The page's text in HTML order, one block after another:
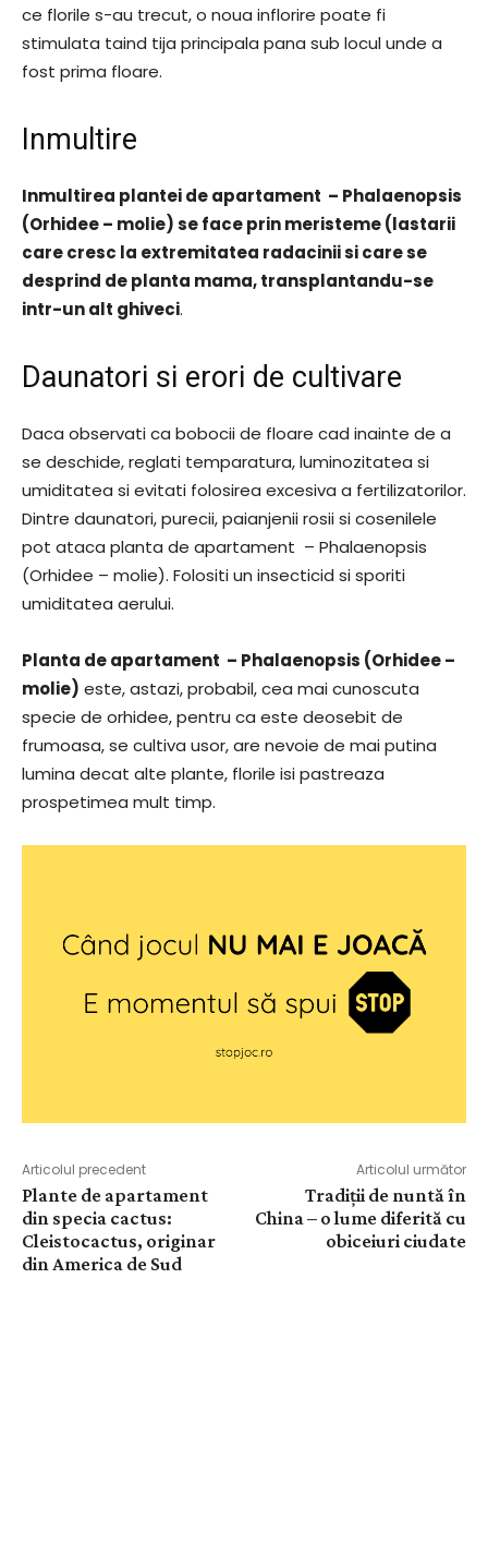
ce florile s-au trecut, o noua inflorire poate fi
stimulata taind tija principala pana sub locul unde a
fost prima floare.
Inmultire
Inmultirea plantei de apartament – Phalaenopsis
(Orhidee – molie) se face prin meristeme (lastarii
care cresc la extremitatea radacinii si care se
desprind de planta mama, transplantandu-se
intr-un alt ghiveci.
Daunatori si erori de cultivare
Daca observati ca bobocii de floare cad inainte de a
se deschide, reglati temparatura, luminozitatea si
umiditatea si evitati folosirea excesiva a fertilizatorilor.
Dintre daunatori, purecii, paianjenii rosii si cosenilele
pot ataca planta de apartament – Phalaenopsis
(Orhidee – molie). Folositi un insecticid si sporiti
umiditatea aerului.
Planta de apartament – Phalaenopsis (Orhidee –
molie) este, astazi, probabil, cea mai cunoscuta
specie de orhidee, pentru ca este deosebit de
frumoasa, se cultiva usor, are nevoie de mai putina
lumina decat alte plante, florile isi pastreaza
prospetimea mult timp.
Articolul precedent
Plante de apartament
din specia cactus:
Cleistocactus, originar
din America de Sud
Articolul următor
Tradiții de nuntă în
China – o lume diferită cu
obiceiuri ciudate